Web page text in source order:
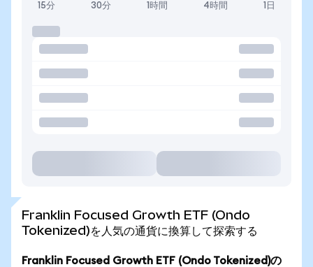
15分 30分 1時間 4時間 1日
Franklin Focused Growth ETF (Ondo
Tokenized)を人気の通貨に換算して探索する
Franklin Focused Growth ETF (Ondo Tokenized)の